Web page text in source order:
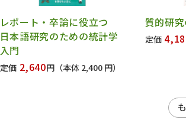
レポート・卒論に役立つ
日本語研究のための統計学
入門
定価 2,640円 （本体 2,400 円）
質的研
定価